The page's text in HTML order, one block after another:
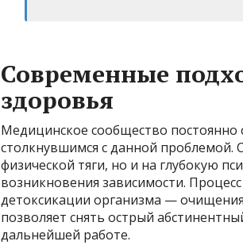
Современные
здоровья
Медицинское сообщество
столкнувшимся с данной проблемой.
физической тяги, но и на глубокую
возникновения зависимости.
детоксикации организма —
позволяет снять острый
дальнейшей работе.